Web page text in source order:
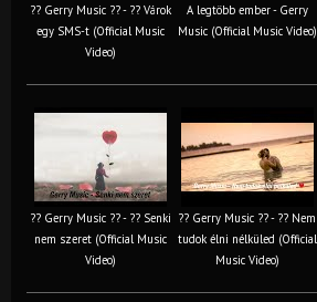
?? Gerry Music ?? - ?? Várok
egy SMS-t (Official Music
Video)
A legtöbb ember - Gerry
Music (Official Music Video)
?? Gerry Music ?? - ?? Senki
nem szeret (Official Music
Video)
?? Gerry Music ?? - ?? Nem
tudok élni nélküled (Official
Music Video)